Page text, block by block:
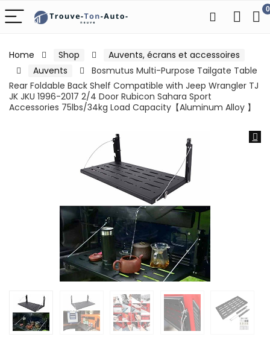
0
Home Shop
Auvents, écrans et accessoires
Auvents
Bosmutus Multi-Purpose Tailgate Table
Rear Foldable Back Shelf Compatible with Jeep Wrangler TJ
JK JKU 1996-2017 2/4 Door Rubicon Sahara Sport
Accessories 75lbs/34kg Load Capacity【Aluminum Alloy 】